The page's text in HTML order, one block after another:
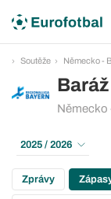
Soutěže Německo -
Německo
2025 / 2026
Zprávy